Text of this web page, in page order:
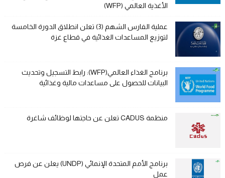
الأغذية العالمي (WFP)
عملية الفارس الشهم (3) تعلن انطلاق الدورة الخامسة
لتوزيع المساعدات الغذائية في قطاع غزة
برنامج الغذاء العالمي(WFP): رابط التسجيل وتحديث
البيانات للحصول على مساعدات مالية وغذائية
منظمة CADUS تعلن عن حاجتها لوظائف شاغرة
برنامج الأمم المتحدة الإنمائي (UNDP) يعلن عن فرص
عمل